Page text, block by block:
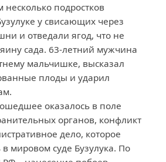
подростков
у свисающих через
и отведали ягод, что не
сада. 63-летний мужчина
мальчишке, высказал
плоды и ударил
оказалось в поле
органов, конфликт
дело, которое
в мировом суде Бузулука. По